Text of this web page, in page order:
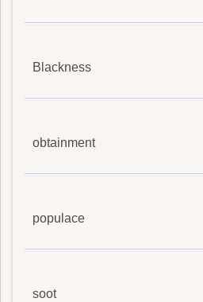
Blackness
obtainment
populace
soot